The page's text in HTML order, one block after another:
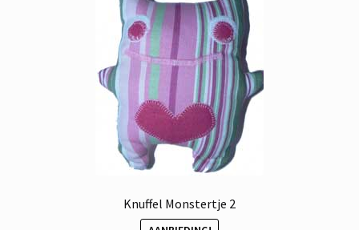
Knuffel Monstertje 2